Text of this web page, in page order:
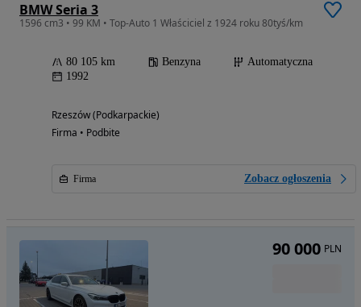
BMW Seria 3
1596 cm3 • 99 KM • Top-Auto 1 Właściciel z 1924 roku 80tyś/km
80 105 km Benzyna
Automatyczna
1992
Rzeszów (Podkarpackie)
Firma • Podbite
Firma Zobacz ogłoszenia
90 000 PLN